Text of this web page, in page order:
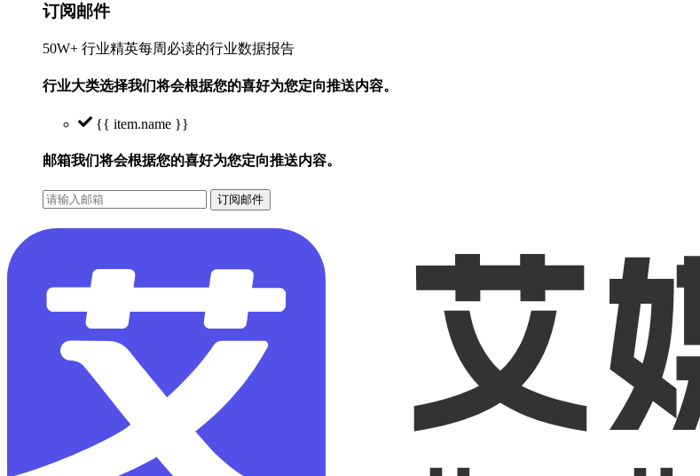
订阅邮件
50W+ 行业精英每周必读的行业数据报告
行业大类选择我们将会根据您的喜好为您定向推送内容。
{{ item.name }}
邮箱我们将会根据您的喜好为您定向推送内容。
订阅邮件